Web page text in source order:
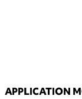
APPLICATION